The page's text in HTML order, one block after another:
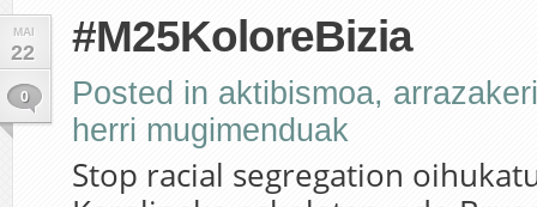
MAI
22
0
#M25KoloreBizia
Posted in aktibismoa,
herri mugimenduak
Stop racial segregation